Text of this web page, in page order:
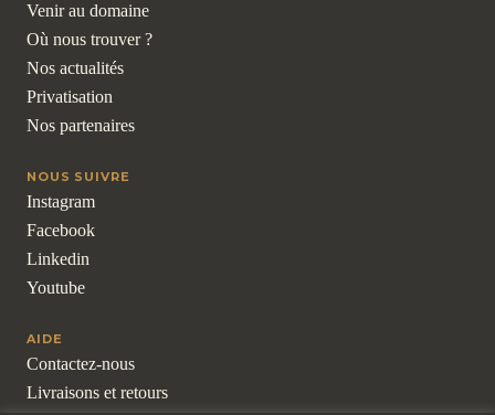
Venir au domaine
Où nous trouver ?
Nos actualités
Privatisation
Nos partenaires
NOUS SUIVRE
Instagram
Facebook
Linkedin
Youtube
AIDE
Contactez-nous
Livraisons et retours